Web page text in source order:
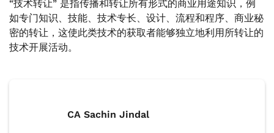
“技术转让” 是指传播和转让所有形式的商业用途知识，例
如专门知识、技能、技术专长、设计、流程和程序、商业秘
密的转让，这使此类技术的获取者能够独立地利用所转让的
技术开展活动。
CA Sachin Jindal